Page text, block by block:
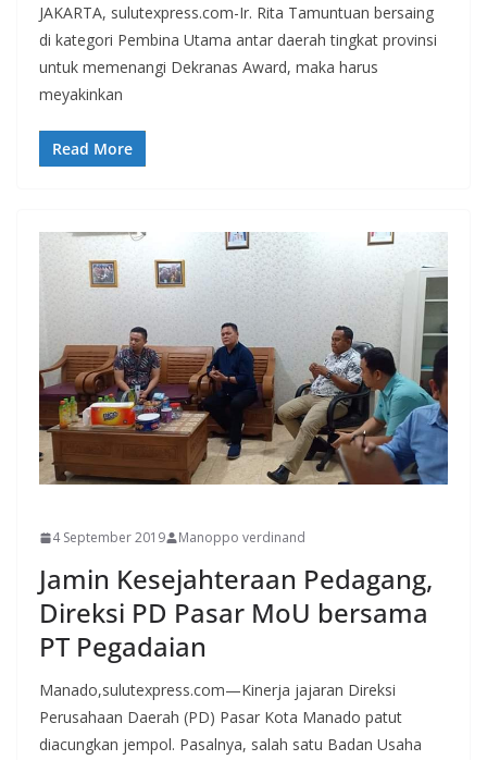
JAKARTA, sulutexpress.com-Ir. Rita Tamuntuan bersaing
di kategori Pembina Utama antar daerah tingkat provinsi
untuk memenangi Dekranas Award, maka harus
meyakinkan
Read More
4 September 2019 Manoppo verdinand
Jamin Kesejahteraan Pedagang,
Direksi PD Pasar MoU bersama
PT Pegadaian
Manado,sulutexpress.com—Kinerja jajaran Direksi
Perusahaan Daerah (PD) Pasar Kota Manado patut
diacungkan jempol. Pasalnya, salah satu Badan Usaha